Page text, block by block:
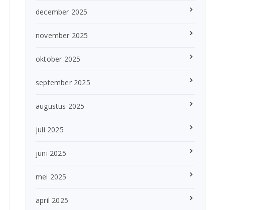
december 2025
november 2025
oktober 2025
september 2025
augustus 2025
juli 2025
juni 2025
mei 2025
april 2025